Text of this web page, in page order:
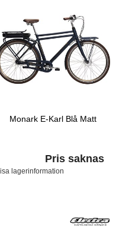
Monark E-Karl Blå Matt
Pris saknas
lagerinformation